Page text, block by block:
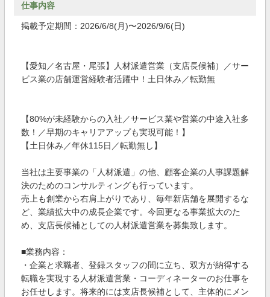
仕事内容
掲載予定期間：2026/6/8(月)〜2026/9/6(日)
【愛知／名古屋・尾張】人材派遣営業（支店長候補）／サー
ビス業の店舗運営経験者活躍中！土日休み／転勤無
【80%が未経験からの入社／サービス業や営業の中途入社多
数！／早期のキャリアアップも実現可能！】
【土日休み／年休115日／転勤無し】
当社は主要事業の「人材派遣」の他、顧客企業の人事課題解
決のためのコンサルティングも行っています。
売上も創業から右肩上がりであり、毎年新店舗を展開するな
ど、業績拡大中の成長企業です。今回更なる事業拡大のた
め、支店長候補としての人材派遣営業を募集致します。
■業務内容：
・企業と求職者、登録スタッフの間に立ち、双方が納得する
転職を実現する人材派遣営業・コーディネーターのお仕事を
お任せします。将来的には支店長候補として、主体的にメン